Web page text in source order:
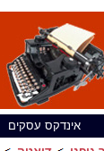
אינדקס עסקים